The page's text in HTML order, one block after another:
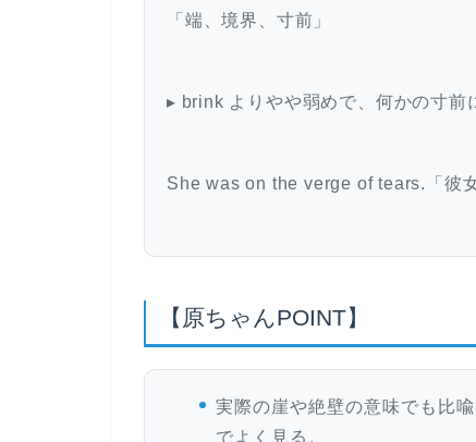
「端、境界、寸前」
▸ brink よりやや弱めで、何かの寸前
She was on the verge of tears.「彼
【原ちゃんPOINT】
実際の崖や絶壁の意味でも比
でよく見る。